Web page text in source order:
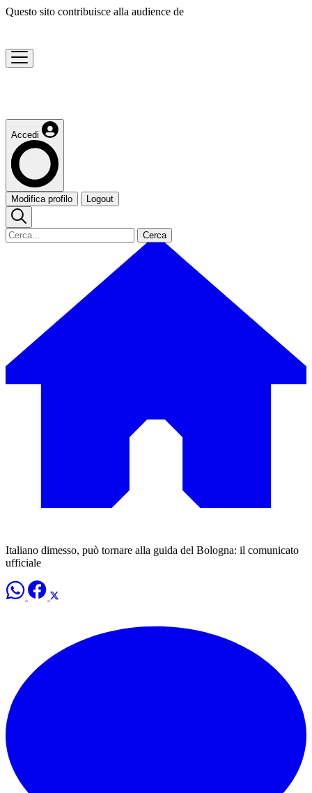
Questo sito contribuisce alla audience de
Accedi
Modifica profilo Logout
Cerca
Italiano dimesso, può tornare alla guida del Bologna: il comunicato
ufficiale